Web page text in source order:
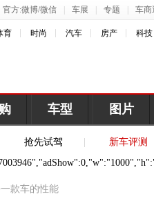
官方:微博/微信 车展 专题 车商
育 时尚 汽车 房产 科技
车型 图片
抢先试驾
新车评测
款车的性能